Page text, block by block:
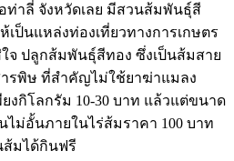
ท่าลี่ จังหวัดเลย มีสวนส้มพันธุ์สี
ป็นแหล่งท่องเที่ยวทางการเกษตร
จ ปลูกส้มพันธุ์สีทอง ซึ่งเป็นส้มสาย
รพิษ ที่สำคัญไม่ใช้ยาฆ่าแมลง
งกิโลกรัม 10-30 บาท แล้วแต่ขนาด
ม่อั้นภายในไร่ส้มราคา 100 บาท
มได้กินฟรี